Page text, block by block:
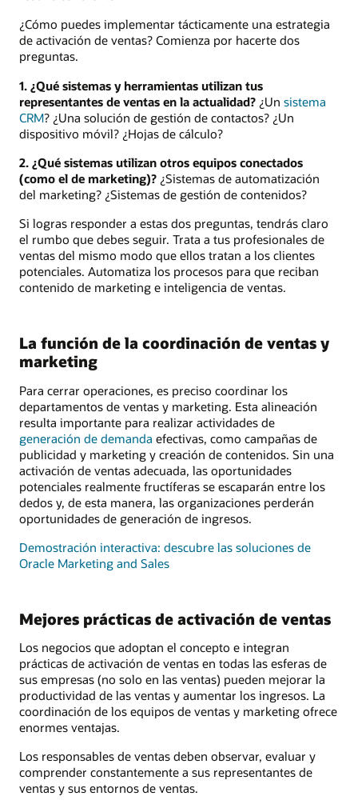
¿Cómo puedes implementar tácticamente una estrategia
de activación de ventas? Comienza por hacerte dos
preguntas.
1. ¿Qué sistemas y herramientas utilizan tus
representantes de ventas en la actualidad? ¿Un sistema
CRM? ¿Una solución de gestión de contactos? ¿Un
dispositivo móvil? ¿Hojas de cálculo?
2. ¿Qué sistemas utilizan otros equipos conectados
(como el de marketing)? ¿Sistemas de automatización
del marketing? ¿Sistemas de gestión de contenidos?
Si logras responder a estas dos preguntas, tendrás claro
el rumbo que debes seguir. Trata a tus profesionales de
ventas del mismo modo que ellos tratan a los clientes
potenciales. Automatiza los procesos para que reciban
contenido de marketing e inteligencia de ventas.
La función de la coordinación de ventas y
marketing
Para cerrar operaciones, es preciso coordinar los
departamentos de ventas y marketing. Esta alineación
resulta importante para realizar actividades de
generación de demanda efectivas, como campañas de
publicidad y marketing y creación de contenidos. Sin una
activación de ventas adecuada, las oportunidades
potenciales realmente fructíferas se escaparán entre los
dedos y, de esta manera, las organizaciones perderán
oportunidades de generación de ingresos.
Demostración interactiva: descubre las soluciones de
Oracle Marketing and Sales
Mejores prácticas de activación de ventas
Los negocios que adoptan el concepto e integran
prácticas de activación de ventas en todas las esferas de
sus empresas (no solo en las ventas) pueden mejorar la
productividad de las ventas y aumentar los ingresos. La
coordinación de los equipos de ventas y marketing ofrece
enormes ventajas.
Los responsables de ventas deben observar, evaluar y
comprender constantemente a sus representantes de
ventas y sus entornos de ventas.